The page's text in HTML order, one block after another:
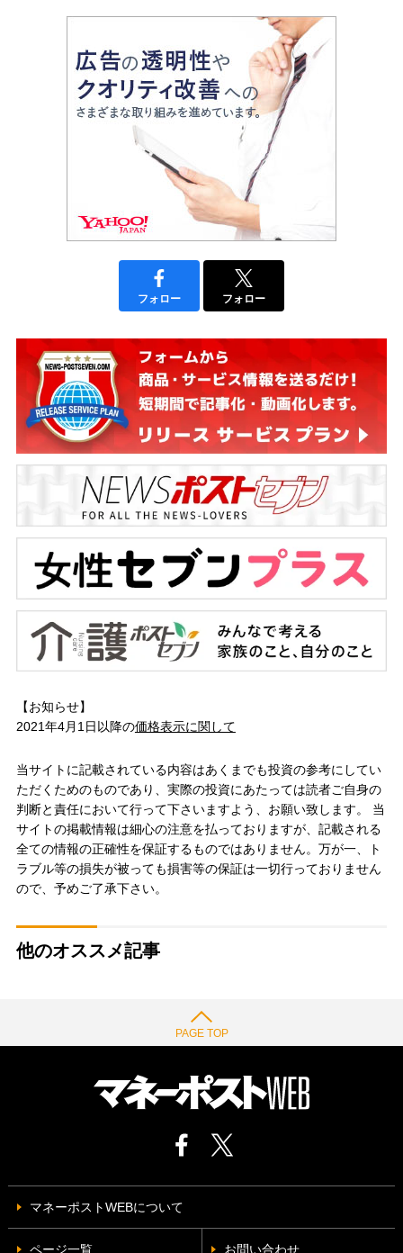
フォロー フォロー
【お知らせ】
2021年4月1日以降の価格表示に関して
当サイトに記載されている内容はあくまでも投資の参考にしてい
ただくためのものであり、実際の投資にあたっては読者ご自身の
判断と責任において行って下さいますよう、お願い致します。 当
サイトの掲載情報は細心の注意を払っておりますが、記載される
全ての情報の正確性を保証するものではありません。万が一、ト
ラブル等の損失が被っても損害等の保証は一切行っておりません
ので、予めご了承下さい。
他のオススメ記事
PAGE TOP
マネーポストWEBについて
ページ一覧 お問い合わせ